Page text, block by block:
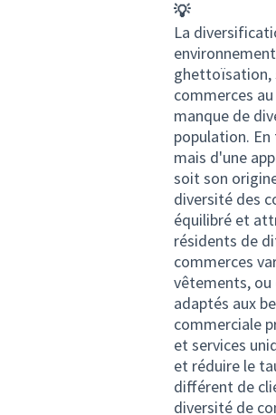
💡
La
ghettoïsation,
commerces
manque de
population.
mais d'une
soit son
diversité des
équilibré et
résidents de
commerces
vêtements, ou
adaptés aux
commerciale
et services
et réduire le
différent de
diversité de